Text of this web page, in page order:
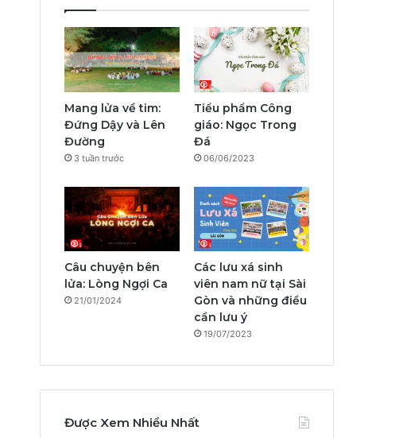
e
b
o
o
k
T
u
b
e
t
a
g
r
a
p
a
l
e
g
r
a
T
o
k
Mang lửa về tim:
Đứng Dậy và Lên
Đường
3 tuần trước
Tiểu phẩm Công
giáo: Ngọc Trong
Đá
06/06/2023
Câu chuyện bên
lửa: Lòng Ngợi Ca
21/01/2024
Các lưu xá sinh
viên nam nữ tại Sài
Gòn và những điều
cần lưu ý
19/07/2023
Được Xem Nhiều Nhất